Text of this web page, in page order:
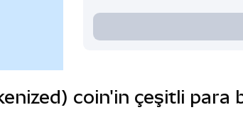
coin'in çeşitli para